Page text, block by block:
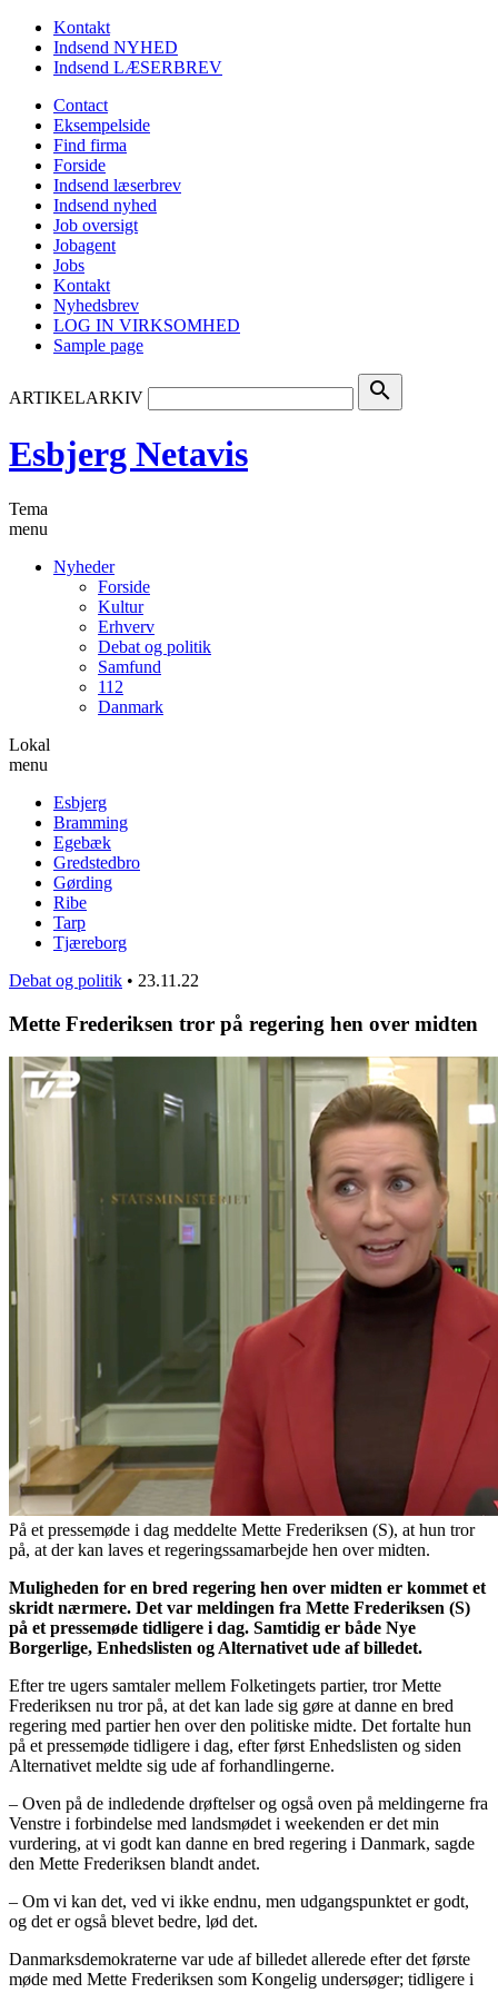
Kontakt
Indsend NYHED
Indsend LÆSERBREV
Contact
Eksempelside
Find firma
Forside
Indsend læserbrev
Indsend nyhed
Job oversigt
Jobagent
Jobs
Kontakt
Nyhedsbrev
LOG IN VIRKSOMHED
Sample page
ARTIKELARKIV search
Esbjerg Netavis
Tema
menu
Nyheder
Forside
Kultur
Erhverv
Debat og politik
Samfund
112
Danmark
Lokal
menu
Esbjerg
Bramming
Egebæk
Gredstedbro
Gørding
Ribe
Tarp
Tjæreborg
Debat og politik • 23.11.22
Mette Frederiksen tror på regering hen over midten
På et pressemøde i dag meddelte Mette Frederiksen (S), at hun tror
på, at der kan laves et regeringssamarbejde hen over midten.
Muligheden for en bred regering hen over midten er kommet et
skridt nærmere. Det var meldingen fra Mette Frederiksen (S)
på et pressemøde tidligere i dag. Samtidig er både Nye
Borgerlige, Enhedslisten og Alternativet ude af billedet.
Efter tre ugers samtaler mellem Folketingets partier, tror Mette
Frederiksen nu tror på, at det kan lade sig gøre at danne en bred
regering med partier hen over den politiske midte. Det fortalte hun
på et pressemøde tidligere i dag, efter først Enhedslisten og siden
Alternativet meldte sig ude af forhandlingerne.
– Oven på de indledende drøftelser og også oven på meldingerne fra
Venstre i forbindelse med landsmødet i weekenden er det min
vurdering, at vi godt kan danne en bred regering i Danmark, sagde
den Mette Frederiksen blandt andet.
– Om vi kan det, ved vi ikke endnu, men udgangspunktet er godt,
og det er også blevet bedre, lød det.
Danmarksdemokraterne var ude af billedet allerede efter det første
møde med Mette Frederiksen som Kongelig undersøger; tidligere i